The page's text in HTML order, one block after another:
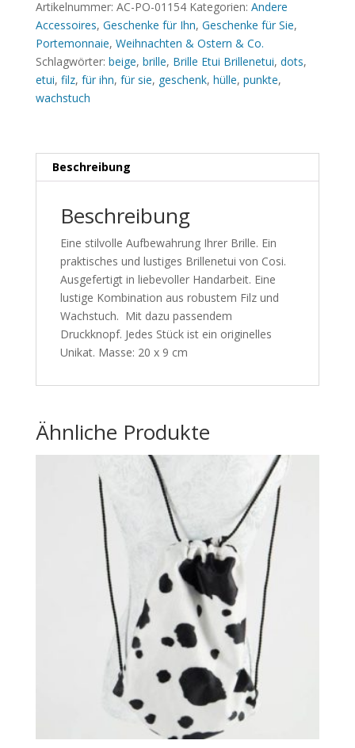
Artikelnummer: AC-PO-01154 Kategorien: Andere
Accessoires, Geschenke für Ihn, Geschenke für Sie,
Portemonnaie, Weihnachten & Ostern & Co.
Schlagwörter: beige, brille, Brille Etui Brillenetui, dots,
etui, filz, für ihn, für sie, geschenk, hülle, punkte,
wachstuch
Beschreibung
Beschreibung
Eine stilvolle Aufbewahrung Ihrer Brille. Ein
praktisches und lustiges Brillenetui von Cosi.
Ausgefertigt in liebevoller Handarbeit. Eine
lustige Kombination aus robustem Filz und
Wachstuch. Mit dazu passendem
Druckknopf. Jedes Stück ist ein originelles
Unikat. Masse: 20 x 9 cm
Ähnliche Produkte